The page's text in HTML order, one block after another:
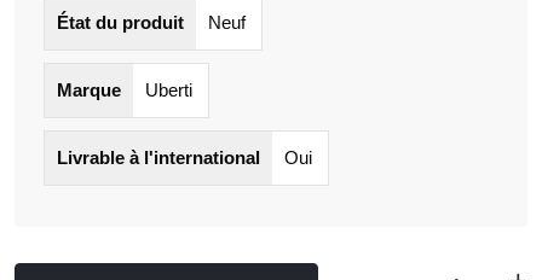
État du produit Neuf
Marque Uberti
Livrable à l'international Oui